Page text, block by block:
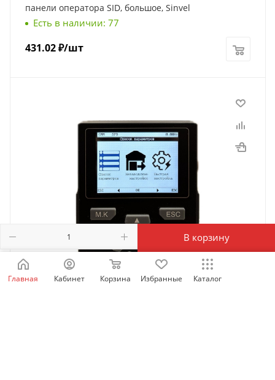
В корзину
панели оператора SID, большое, Sinvel
Есть в наличии: 77
431.02₽/шт
Главная Кабинет Корзина Избранные Каталог